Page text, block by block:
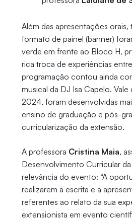
Além das apresentações orais,
formato de painel (banner)
verde em frente ao Bloco H,
rica troca de experiências
programação contou ainda
musical da DJ Isa Capelo.
2024, foram desenvolvidas
ensino de graduação e pós-
curricularização da extensão.
A professora Cristina Maia,
Desenvolvimento Curricular
relevância do evento: “A
realizarem a escrita e a
referentes ao relato da sua
extensionista em evento